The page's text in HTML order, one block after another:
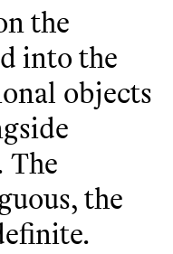
the
into the
objects
The
the